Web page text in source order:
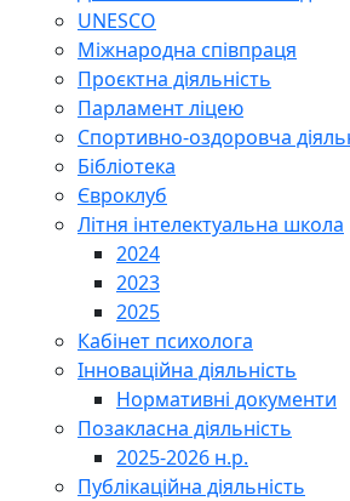
UNESCO
Міжнародна співпраця
Проєктна діяльність
Парламент ліцею
Спортивно-оздоровча
Бібліотека
Євроклуб
Літня інтелектуальна школа
2024
2023
2025
Кабінет психолога
Інноваційна діяльність
Нормативні документи
Позакласна діяльність
2025-2026 н.р.
Публікаційна діяльність